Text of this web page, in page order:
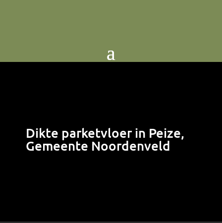
Dikte parketvloer in Peize,
Gemeente Noordenveld